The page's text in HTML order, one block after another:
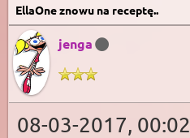
EllaOne znowu na receptę..
jenga
08-03-2017, 00:02